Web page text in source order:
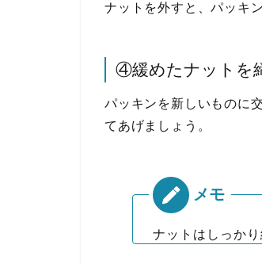
ナットを外すと、パッキ
④緩めたナットを
パッキンを新しいものに
てあげましょう。
ナットはしっか